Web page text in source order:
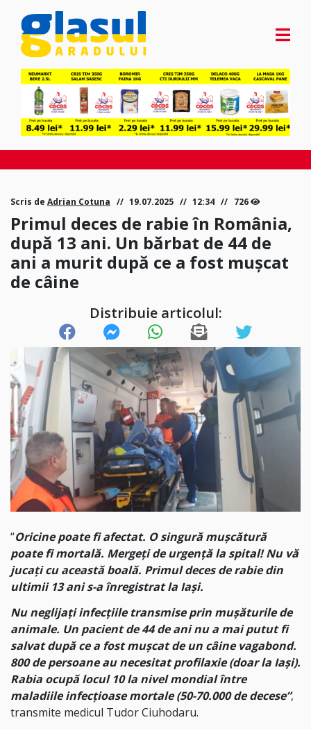
Scris de Adrian Cotuna 19.07.2025 12:34 726
Primul deces de rabie în România,
după 13 ani. Un bărbat de 44 de
ani a murit după ce a fost mușcat
de câine
Distribuie articolul:
“Oricine poate fi afectat. O singură mușcătură
poate fi mortală. Mergeți de urgență la spital! Nu vă
jucați cu această boală. Primul deces de rabie din
ultimii 13 ani s-a înregistrat la Iași.
Nu neglijați infecțiile transmise prin mușăturile de
animale. Un pacient de 44 de ani nu a mai putut fi
salvat după ce a fost mușcat de un câine vagabond.
800 de persoane au necesitat profilaxie (doar la Iași).
Rabia ocupă locul 10 la nivel mondial între
maladiile infecţioase mortale (50-70.000 de decese”,
transmite medicul Tudor Ciuhodaru.